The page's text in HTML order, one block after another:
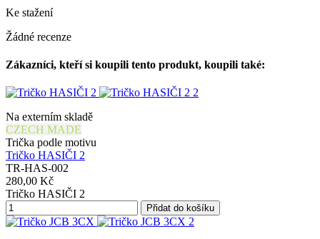
Ke stažení
Žádné recenze
Zákazníci, kteří si koupili tento produkt, koupili také:
Na externím skladě
CZECH MADE
Trička podle motivu
Tričko HASIČI 2
TR-HAS-002
280,00 Kč
Tričko HASIČI 2
Přidat do košíku